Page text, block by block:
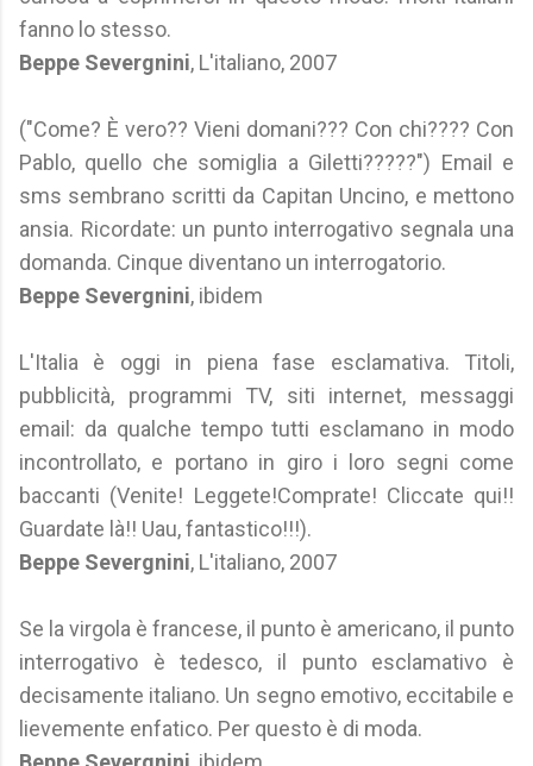
fanno lo stesso.
Beppe Severgnini, L'italiano, 2007
("Come? È vero?? Vieni domani??? Con chi???? Con
Pablo, quello che somiglia a Giletti?????") Email e
sms sembrano scritti da Capitan Uncino, e mettono
ansia. Ricordate: un punto interrogativo segnala una
domanda. Cinque diventano un interrogatorio.
Beppe Severgnini, ibidem
L'Italia è oggi in piena fase esclamativa. Titoli,
pubblicità, programmi TV, siti internet, messaggi
email: da qualche tempo tutti esclamano in modo
incontrollato, e portano in giro i loro segni come
baccanti (Venite! Leggete!Comprate! Cliccate qui!!
Guardate là!! Uau, fantastico!!!).
Beppe Severgnini, L'italiano, 2007
Se la virgola è francese, il punto è americano, il punto
interrogativo è tedesco, il punto esclamativo è
decisamente italiano. Un segno emotivo, eccitabile e
lievemente enfatico. Per questo è di moda.